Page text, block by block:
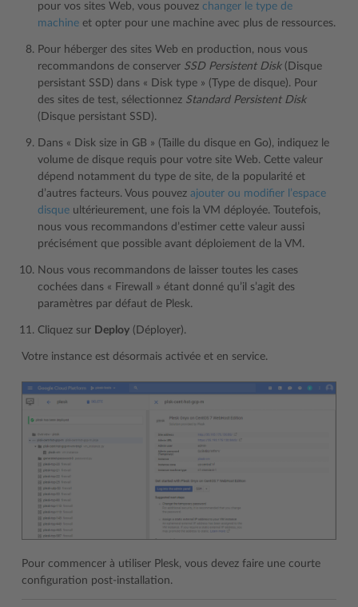
pour vos sites Web, vous pouvez changer le type de
machine et opter pour une machine avec plus de ressources.
Pour héberger des sites Web en production, nous vous
recommandons de conserver SSD Persistent Disk(Disque
persistant SSD) dans « Disk type » (Type de disque). Pour
des sites de test, sélectionnez Standard Persistent Disk
(Disque persistant SSD).
Dans « Disk size in GB » (Taille du disque en Go), indiquez le
volume de disque requis pour votre site Web. Cette valeur
dépend notamment du type de site, de la popularité et
d’autres facteurs. Vous pouvez ajouter ou modifier l’espace
disque ultérieurement, une fois la VM déployée. Toutefois,
nous vous recommandons d’estimer cette valeur aussi
précisément que possible avant déploiement de la VM.
Nous vous recommandons de laisser toutes les cases
cochées dans « Firewall » étant donné qu’il s’agit des
paramètres par défaut de Plesk.
Cliquez sur Deploy (Déployer).
Votre instance est désormais activée et en service.
Pour commencer à utiliser Plesk, vous devez faire une courte
configuration post-installation.